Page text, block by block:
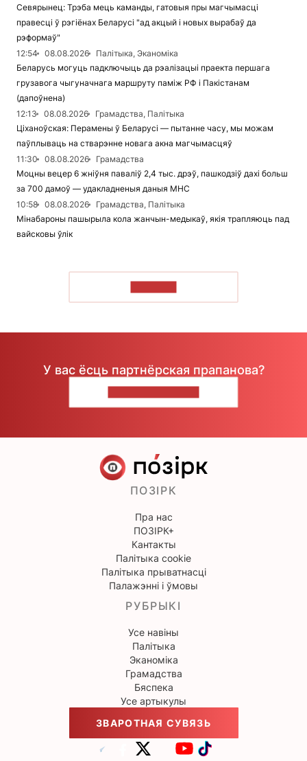
Севярынец: Трэба мець каманды, гатовыя пры магчымасці
правесці ў рэгіёнах Беларусі "ад акцый і новых вырабаў да
рэформаў"
12:54
08.08.2026
Палітыка, Эканоміка
Беларусь могуць падключыць да рэалізацыі праекта першага
грузавога чыгуначнага маршруту паміж РФ і Пакістанам
(дапоўнена)
12:13
08.08.2026
Грамадства, Палітыка
Ціханоўская: Перамены ў Беларусі — пытанне часу, мы можам
паўплываць на стварэнне новага акна магчымасцяў
11:30
08.08.2026
Грамадства
Моцны вецер 6 жніўня паваліў 2,4 тыс. дрэў, пашкодзіў дахі больш
за 700 дамоў — удакладненыя даныя МНС
10:58
08.08.2026
Грамадства, Палітыка
Мінабароны пашырыла кола жанчын-медыкаў, якія трапляюць пад
вайсковы ўлік
У вас ёсць партнёрская прапанова?
ПОЗІРК
Пра нас
ПОЗІРК+
Кантакты
Палітыка cookie
Палітыка прыватнасці
Палажэнні і ўмовы
РУБРЫКІ
Усе навіны
Палітыка
Эканоміка
Грамадства
Бяспека
Усе артыкулы
ЗВАРОТНАЯ СУВЯЗЬ